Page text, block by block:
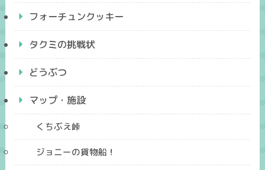
フォーチュンクッキー
タクミの挑戦状
どうぶつ
マップ・施設
くちぶえ峠
ジョニーの貨物船！